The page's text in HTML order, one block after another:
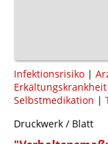
Infektionsrisiko |
Erkältungskrankheit
Selbstmedikation |
Druckwerk / Blatt